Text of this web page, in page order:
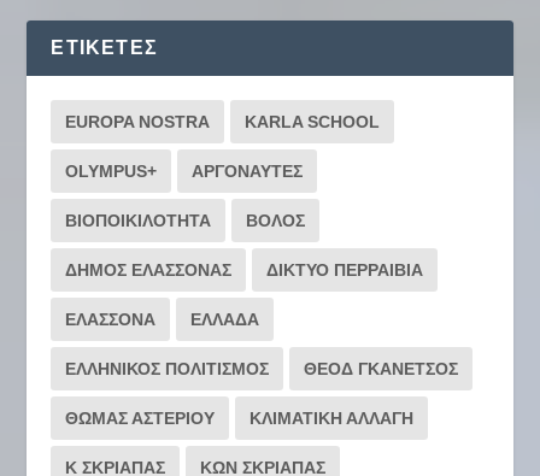
ΕΤΙΚΈΤΕΣ
EUROPA NOSTRA KARLA SCHOOL
OLYMPUS+ ΑΡΓΟΝΑΥΤΕΣ
ΒΙΟΠΟΙΚΙΛΟΤΗΤΑ ΒΟΛΟΣ
ΔΗΜΟΣ ΕΛΑΣΣΟΝΑΣ ΔΙΚΤΥΟ ΠΕΡΡΑΙΒΙΑ
ΕΛΑΣΣΟΝΑ ΕΛΛΑΔΑ
ΕΛΛΗΝΙΚΟΣ ΠΟΛΙΤΙΣΜΟΣ ΘΕΟΔ ΓΚΑΝΕΤΣΟΣ
ΘΩΜΑΣ ΑΣΤΕΡΙΟΥ ΚΛΙΜΑΤΙΚΗ ΑΛΛΑΓΗ
Κ ΣΚΡΙΑΠΑΣ ΚΩΝ ΣΚΡΙΑΠΑΣ